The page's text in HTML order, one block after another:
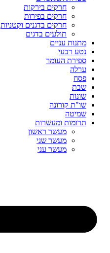
חרקים בירקות
חרקים בפירות
חרקים בדגנים וקטניות
תולעים בדגים
מתנות עניים
נטע רבעי
ספירת העומר
ערלה
פסח
שבת
שונות
שו"ת קורונה
שמיטה
תרומות ומעשרות
מעשר ראשון
מעשר שני
מעשר עני